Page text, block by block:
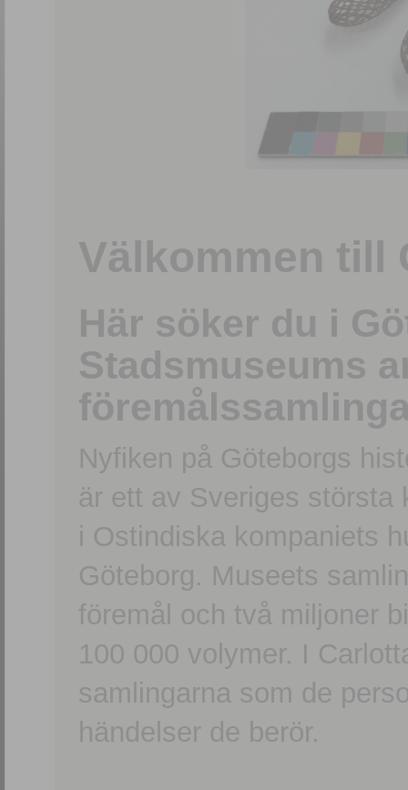
Välkommen till
Här söker du i
Stadsmuseums
Nyfiken på Göteborgs
är ett av Sveriges största
i Ostindiska kompaniets
Göteborg. Museets
föremål och två miljoner
100 000 volymer. I
samlingarna som de
händelser de berör.